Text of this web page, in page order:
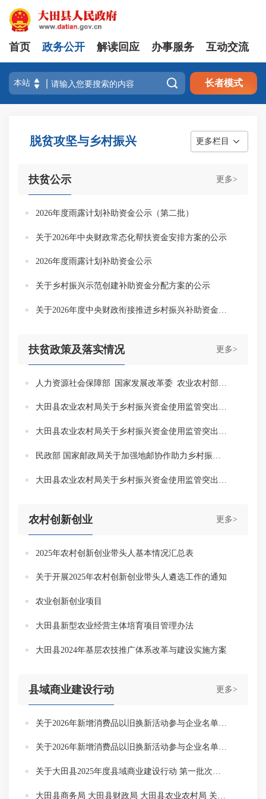
首页 政务公开 解读回应 办事服务 互动交流
 长者模式
脱贫攻坚与乡村振兴 更多栏目
更多>
扶贫公示
2026年度雨露计划补助资金公示（第二批）
关于2026年中央财政常态化帮扶资金安排方案的公示
2026年度雨露计划补助资金公示
关于乡村振兴示范创建补助资金分配方案的公示
更多>
扶贫政策及落实情况
大田县农业农村局关于乡村振兴资金使用监管突出问题专项整治阶段性成果公布（八）
大田县农业农村局关于乡村振兴资金使用监管突出问题专项整治阶段性成果公布（七）
民政部 国家邮政局关于加强地邮协作助力乡村振兴的通知
更多>
农村创新创业
2025年农村创新创业带头人基本情况汇总表
关于开展2025年农村创新创业带头人遴选工作的通知
农业创新创业项目
大田县新型农业经营主体培育项目管理办法
大田县2024年基层农技推广体系改革与建设实施方案
更多>
县域商业建设行动
关于2026年新增消费品以旧换新活动参与企业名单（第三批）的公示
关于大田县2025年度县域商业建设行动 第一批次项目验收的公示